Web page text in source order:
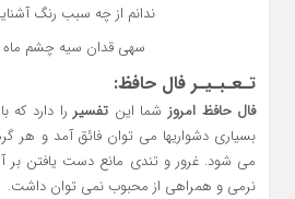
ندانم از چه سبب رنگ
سهی قدان سیه چشم ماه
تـعـبـیـر فال حافظ:
فال حافظ امروزشما این تفسیر را دارد که
بسیاری دشواریها می توان فائق آمد و
می شود. غرور و تندی مانع دست یافتن بر
نرمی و همراهی از محبوب نمی توان داشت.